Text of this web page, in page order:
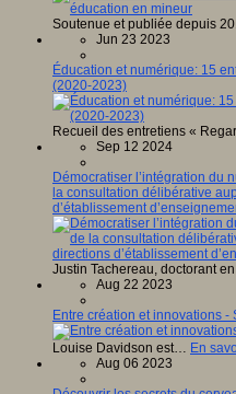
Soutenue et publiée depuis
Jun 23 2023
Éducation et numérique: 15
(2020-2023)
Recueil des entretiens «
Sep 12 2024
Démocratiser l’intégration du
la consultation délibérative
d’établissement
Justin Tachereau, doctorant
Aug 22 2023
Entre création et innovations
Louise Davidson est… En
Aug 06 2023